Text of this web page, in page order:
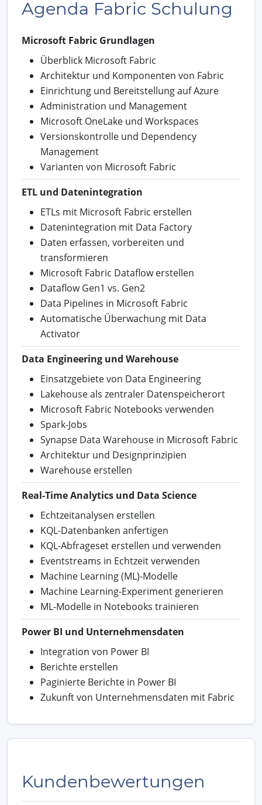
Agenda Fabric Schulung
Microsoft Fabric Grundlagen
Überblick Microsoft Fabric
Architektur und Komponenten von Fabric
Einrichtung und Bereitstellung auf Azure
Administration und Management
Microsoft OneLake und Workspaces
Versionskontrolle und Dependency
Management
Varianten von Microsoft Fabric
ETL und Datenintegration
ETLs mit Microsoft Fabric erstellen
Datenintegration mit Data Factory
Daten erfassen, vorbereiten und
transformieren
Microsoft Fabric Dataflow erstellen
Dataflow Gen1 vs. Gen2
Data Pipelines in Microsoft Fabric
Automatische Überwachung mit Data
Activator
Data Engineering und Warehouse
Einsatzgebiete von Data Engineering
Lakehouse als zentraler Datenspeicherort
Microsoft Fabric Notebooks verwenden
Spark-Jobs
Synapse Data Warehouse in Microsoft Fabric
Architektur und Designprinzipien
Warehouse erstellen
Real-Time Analytics und Data Science
Echtzeitanalysen erstellen
KQL-Datenbanken anfertigen
KQL-Abfrageset erstellen und verwenden
Eventstreams in Echtzeit verwenden
Machine Learning (ML)-Modelle
Machine Learning-Experiment generieren
ML-Modelle in Notebooks trainieren
Power BI und Unternehmensdaten
Integration von Power BI
Berichte erstellen
Paginierte Berichte in Power BI
Zukunft von Unternehmensdaten mit Fabric
Kundenbewertungen